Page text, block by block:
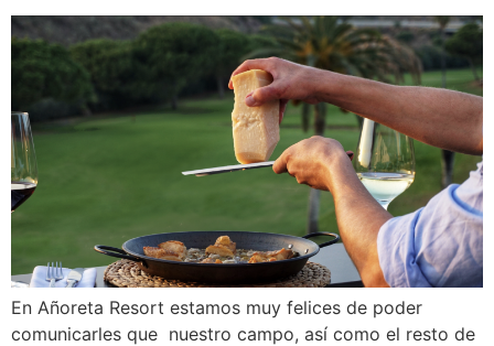
En Añoreta Resort estamos muy felices de poder
comunicarles que nuestro campo, así como el resto de